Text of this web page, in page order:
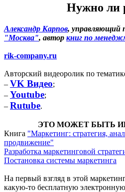
Нужно ли
Александр Карпов, управляющий
"Москва", автор книг по
rik-company.ru
Авторский видеоролик по
– VK Видео;
– Youtube;
– Rutube.
ЭТО МОЖЕТ БЫТЬ
Книга "Маркетинг: стратегия,
продвижение"
Разработка маркетинговой
Постановка системы маркетинга
На первый взгляд в этой
какую-то бесплатную